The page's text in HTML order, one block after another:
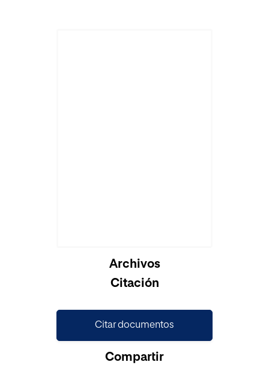
Archivos
Citación
Citar documentos
Compartir